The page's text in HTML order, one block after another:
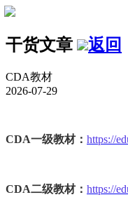
干货文章 返回
CDA教材
2026-07-29
CDA一级教材： https://
CDA二级教材： https://